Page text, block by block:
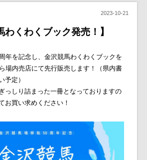
2023-10-21
わくわくブック発売！】
年を記念し、金沢競馬わくわくブックを
場内売店にて先行販売します！（県内書
予定）
っしり詰まった一冊となっておりますの
お買い求めください！